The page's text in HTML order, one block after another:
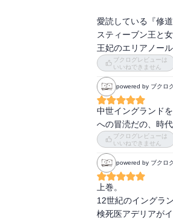
まだまだミステリ
い。その始まりを
連続殺人鬼はすぐ
向かっていくのだ
下巻では大きくス
大きな期待を抱き
愛読している『修
スティーブン王と
王妃のエリアノー
ブクログレビューは
いいねできません
powered by ブクロ
中世イングランド
への冒涜だの、時
ブクログレビューは
いいねできません
powered by ブクロ
上巻。
12世紀のイングラ
検死医アデリアが